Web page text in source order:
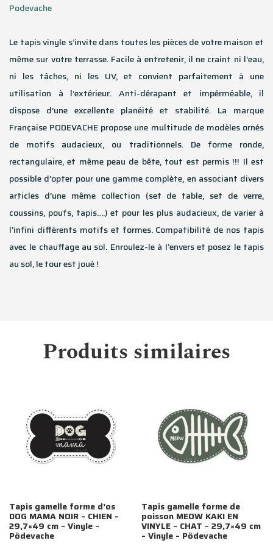
Podevache
Le tapis vinyle s’invite dans toutes les pièces de votre maison et
même sur votre terrasse. Facile à entretenir, il ne craint ni l’eau,
ni les tâches, ni les UV, et convient parfaitement à une
utilisation à l’extérieur. Anti-dérapant et impérméable, il
dispose d’une excellente planéité et stabilité. La marque
Française PODEVACHE propose une multitude de modèles ornés
de motifs audacieux, ou traditionnels. De forme ronde,
rectangulaire, et même peau de bête, tout est permis !!! Il est
possible d’opter pour une gamme complète, en associant divers
articles d’une même collection (set de table, set de verre,
coussins, poufs, tapis….) et pour les plus audacieux, de varier à
l’infini différents motifs et formes. Compatibilité de nos tapis
avec le chauffage au sol. Enroulez-le à l’envers et posez le tapis
au sol, le tour est joué !
Produits similaires
Tapis gamelle forme d’os
DOG MAMA NOIR – CHIEN –
29,7×49 cm – Vinyle –
Pôdevache
Tapis gamelle forme de
poisson MEOW KAKI EN
VINYLE – CHAT – 29,7×49 cm
– Vinyle – Pôdevache